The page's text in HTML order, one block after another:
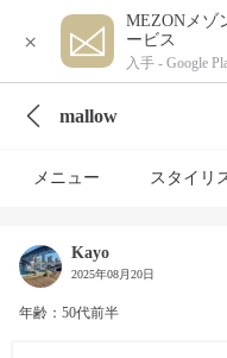
×
MEZONメゾ
ービス
入手 - Google
mallow
メニュー スタイリ
Kayo
2025年08月20日
年齢：50代前半